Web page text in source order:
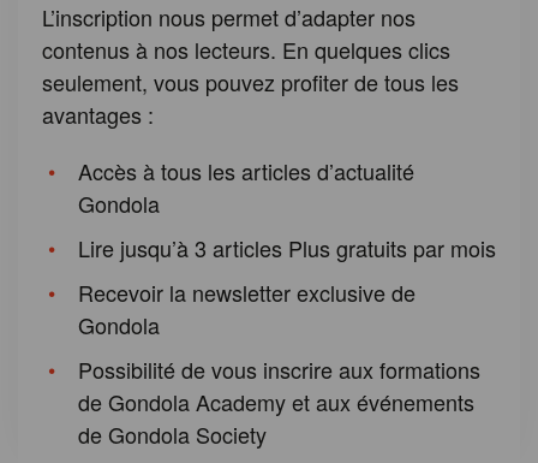
L’inscription nous permet d’adapter nos
contenus à nos lecteurs. En quelques clics
seulement, vous pouvez profiter de tous les
avantages :
Accès à tous les articles d’actualité
Gondola
Lire jusqu’à 3 articles Plus gratuits par mois
Recevoir la newsletter exclusive de
Gondola
Possibilité de vous inscrire aux formations
de Gondola Academy et aux événements
de Gondola Society